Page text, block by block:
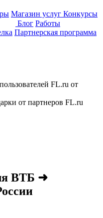
Магазин услуг Конкурсы
Блог Работы
Партнерская программа
FL.ru от
от партнеров FL.ru
ВТБ ➜